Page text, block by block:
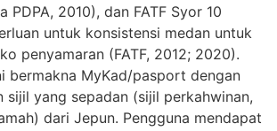
PDPA, 2010), dan FATF Syor 10
untuk konsistensi medan untuk
penyamaran (FATF, 2012; 2020).
bermakna MyKad/pasport dengan
sijil yang sepadan (sijil perkahwinan,
dari Jepun. Pengguna mendapat